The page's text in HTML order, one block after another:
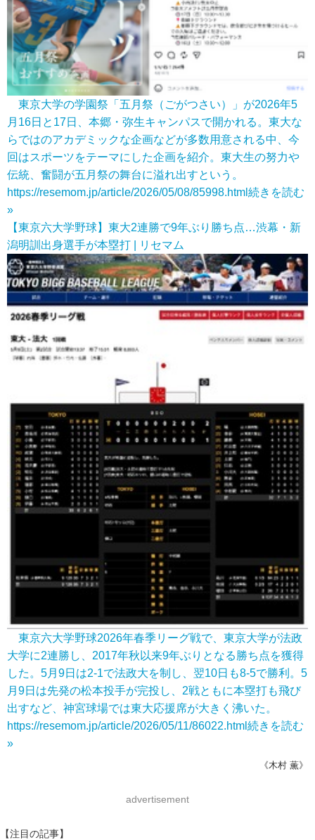
東京大学の学園祭「五月祭（ごがつさい）」が2026年5
月16日と17日、本郷・弥生キャンパスで開かれる。東大な
らではのアカデミックな企画などが多数用意される中、今
回はスポーツをテーマにした企画を紹介。東大生の努力や
伝統、奮闘が五月祭の舞台に溢れ出すという。
https://resemom.jp/article/2026/05/08/85998.html 続きを読む
»
【東京六大学野球】東大2連勝で9年ぶり勝ち点…渋幕・新
潟明訓出身選手が本塁打 | リセマム
東京六大学野球2026年春季リーグ戦で、東京大学が法政
大学に2連勝し、2017年秋以来9年ぶりとなる勝ち点を獲得
した。5月9日は2-1で法政大を制し、翌10日も8-5で勝利。5
月9日は先発の松本投手が完投し、2戦ともに本塁打も飛び
出すなど、神宮球場では東大応援席が大きく沸いた。
https://resemom.jp/article/2026/05/11/86022.html 続きを読む
»
《木村 薫》
advertisement
【注目の記事】